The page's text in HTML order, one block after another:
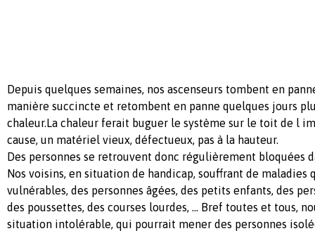
Depuis quelques semaines, nos ascenseurs tombent en
manière succincte et retombent en panne quelques jours
chaleur.La chaleur ferait buguer le système sur le toit de l
cause, un matériel vieux, défectueux, pas à la hauteur.
Des personnes se retrouvent donc régulièrement bloquées
Nos voisins, en situation de handicap, souffrant de maladies
vulnérables, des personnes âgées, des petits enfants, des
des poussettes, des courses lourdes, ... Bref toutes et tous,
situation intolérable, qui pourrait mener des personnes